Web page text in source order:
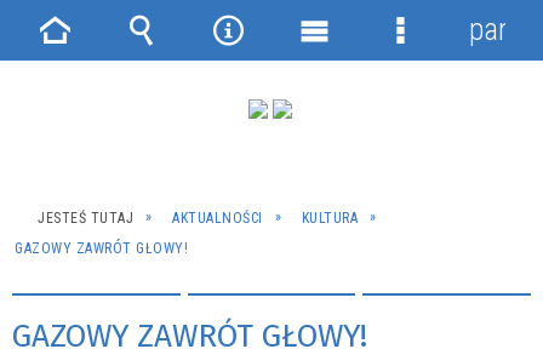
JESTEŚ TUTAJ AKTUALNOŚCI
KULTURA
GAZOWY ZAWRÓT GŁOWY!
GAZOWY ZAWRÓT GŁOWY!
Strona Wyszukiwarka
NarzędziaMenu
Menu
panel